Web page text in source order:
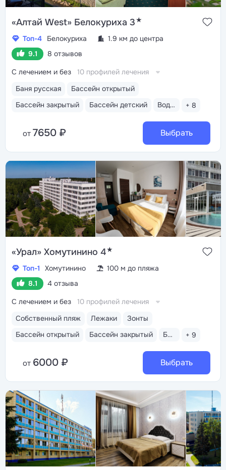
«Алтай West» Белокуриха 3★
Топ-4 Белокуриха
1.9 км до центра
9.1
8 отзывов
Баня русская
Бассейн открытый
Бассейн закрытый
Бассейн детский Водные горки + 8
С лечением и без 10 профилей лечения
от 7650 ₽ Выбрать
«Урал» Хомутинино 4★
Топ-1 Хомутинино
100 м до пляжа
8.1
4 отзыва
Собственный пляж Лежаки
Зонты
Бассейн открытый
Бассейн закрытый Бассейн детский + 9
С лечением и без 10 профилей лечения
от 6000 ₽ Выбрать